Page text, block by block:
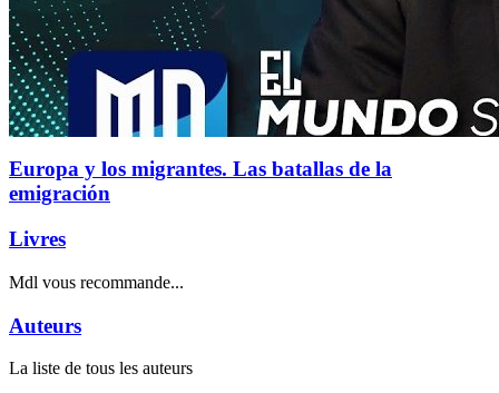
Europa y los migrantes. Las batallas de la
emigración
Livres
Mdl vous recommande...
Auteurs
La liste de tous les auteurs